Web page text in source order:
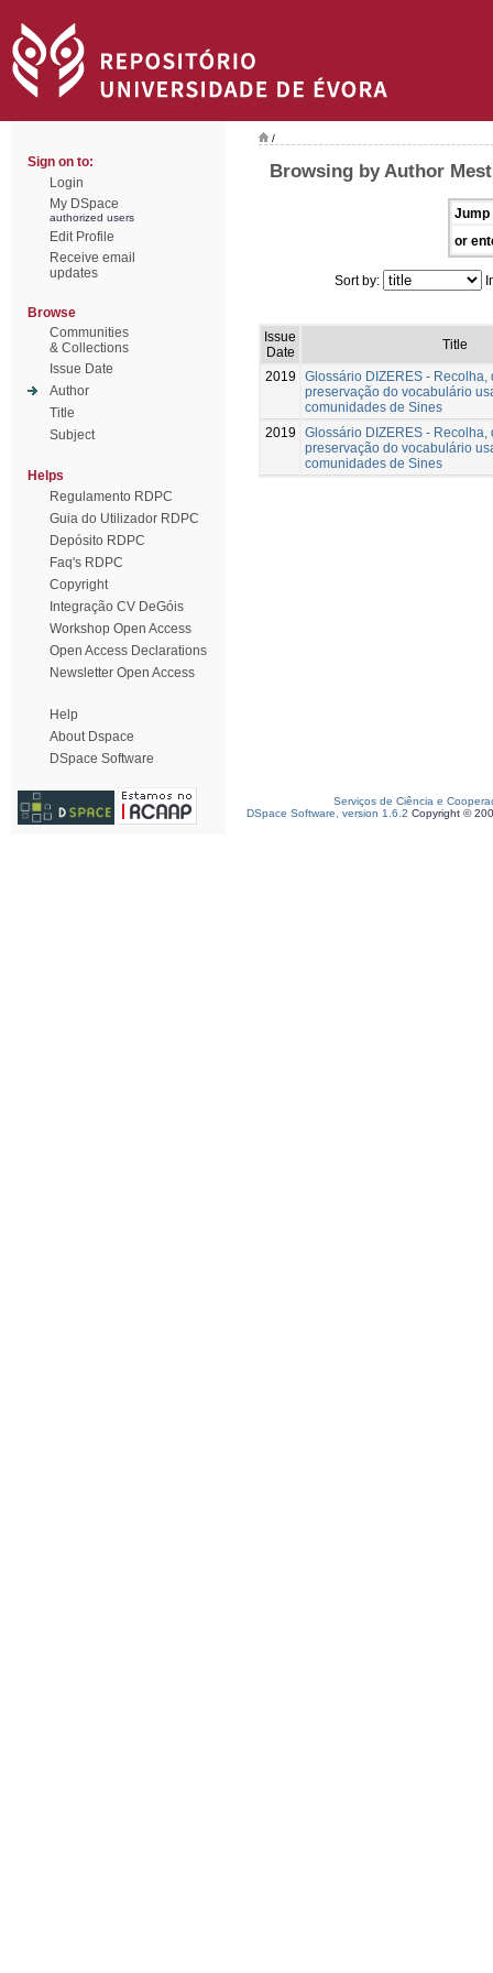
Sign on to:
Login
My DSpace
authorized users
Edit Profile
Receive email
updates
Browse
Communities
& Collections
Issue Date
Author
Title
Subject
Helps
Regulamento RDPC
Guia do Utilizador RDPC
Depósito RDPC
Faq's RDPC
Copyright
Integração CV DeGóis
Workshop Open Access
Open Access Declarations
Newsletter Open Access
Help
About Dspace
DSpace Software
/
Browsing by Author
Jump
or
Sort by:
Issue
Date
Title
2019
Glossário DIZERES - Recolha,
preservação do vocabulário
comunidades de Sines
2019
Glossário DIZERES - Recolha,
preservação do vocabulário
comunidades de Sines
Serviços de Ciência e
DSpace Software, version 1.6.2 Copyright ©